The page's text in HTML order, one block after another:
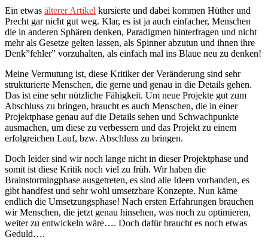
Ein etwas älterer Artikel kursierte und dabei kommen Hüther und
Precht gar nicht gut weg. Klar, es ist ja auch einfacher, Menschen
die in anderen Sphären denken, Paradigmen hinterfragen und nicht
mehr als Gesetze gelten lassen, als Spinner abzutun und ihnen ihre
Denk”fehler” vorzuhalten, als einfach mal ins Blaue neu zu denken!
Meine Vermutung ist, diese Kritiker der Veränderung sind sehr
strukturierte Menschen, die gerne und genau in die Details gehen.
Das ist eine sehr nützliche Fähigkeit. Um neue Projekte gut zum
Abschluss zu bringen, braucht es auch Menschen, die in einer
Projektphase genau auf die Details sehen und Schwachpunkte
ausmachen, um diese zu verbessern und das Projekt zu einem
erfolgreichen Lauf, bzw. Abschluss zu bringen.
Doch leider sind wir noch lange nicht in dieser Projektphase und
somit ist diese Kritik noch viel zu früh. Wir haben die
Brainstormingphase ausgetreten, es sind alle Ideen vorhanden, es
gibt handfest und sehr wohl umsetzbare Konzepte. Nun käme
endlich die Umsetzungsphase! Nach ersten Erfahrungen brauchen
wir Menschen, die jetzt genau hinsehen, was noch zu optimieren,
weiter zu entwickeln wäre…. Doch dafür braucht es noch etwas
Geduld….